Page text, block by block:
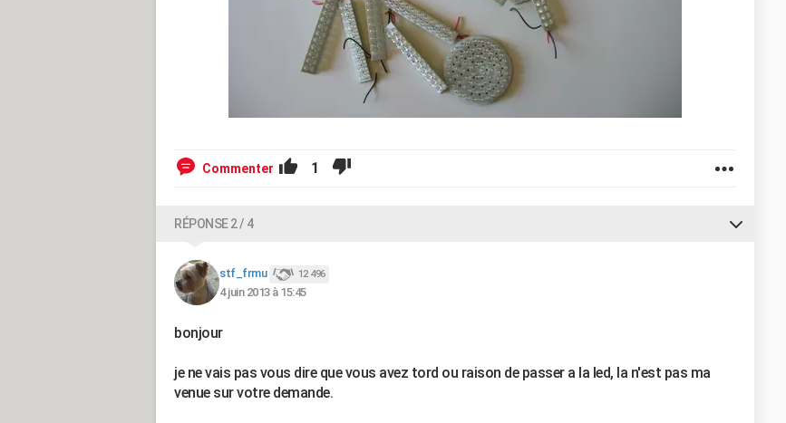
Commenter 1
RÉPONSE 2 / 4
stf_frmu 12 496
4 juin 2013 à 15:45
bonjour
je ne vais pas vous dire que vous avez tord ou raison de passer a la led, la n'est pas ma
venue sur votre demande.